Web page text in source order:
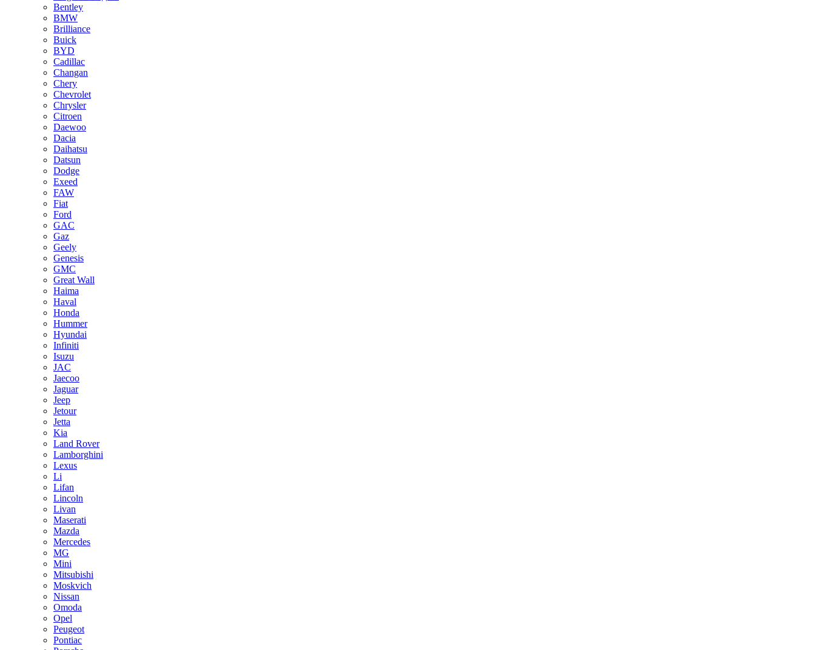
Bentley
BMW
Brilliance
Buick
BYD
Cadillac
Changan
Chery
Chevrolet
Chrysler
Citroen
Daewoo
Dacia
Daihatsu
Datsun
Dodge
Exeed
FAW
Fiat
Ford
GAC
Gaz
Geely
Genesis
GMC
Great Wall
Haima
Haval
Honda
Hummer
Hyundai
Infiniti
Isuzu
JAC
Jaecoo
Jaguar
Jeep
Jetour
Jetta
Kia
Land Rover
Lamborghini
Lexus
Li
Lifan
Lincoln
Livan
Maserati
Mazda
Mercedes
MG
Mini
Mitsubishi
Moskvich
Nissan
Omoda
Opel
Peugeot
Pontiac